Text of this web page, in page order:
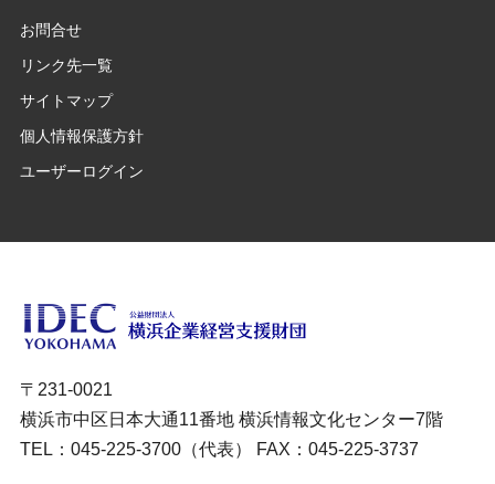
お問合せ
リンク先一覧
サイトマップ
個人情報保護方針
ユーザーログイン
〒231-0021
横浜市中区日本大通11番地 横浜情報文化センター7階
TEL：045-225-3700（代表） FAX：045-225-3737